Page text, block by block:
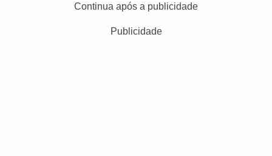
Continua após a publicidade
Publicidade